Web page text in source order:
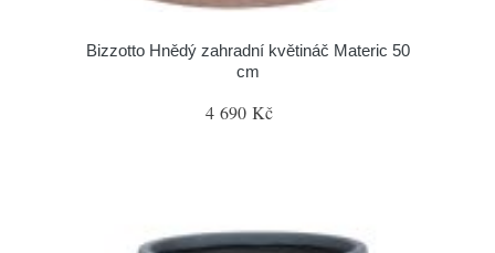
Bizzotto Hnědý zahradní květináč Materic 50
cm
4 690 Kč